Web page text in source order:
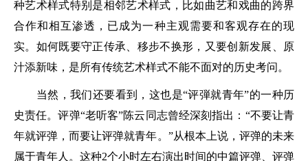
种艺术样式特别是相邻艺术样式，比如曲艺和戏曲的跨界
合作和相互渗透，已成为一种主观需要和客观存在的现
实。如何既要守正传承、移步不换形，又要创新发展、原
汁添新味，是所有传统艺术样式不能不面对的历史考问。
当然，我们还要看到，这也是“评弾就青年”的一种历
史责任。评弹“老听客”陈云同志曾经深刻指出：“不要让青
年就评弹，而要让评弹就青年。”从根本上说，评弹的未来
属于青年人。这种2个小时左右演出时间的中篇评弹、评弹